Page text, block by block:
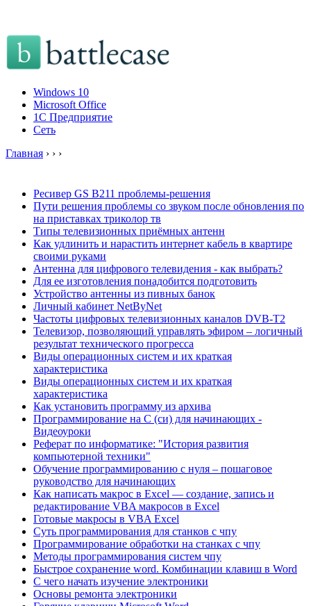
Windows 10
Microsoft Office
1C Предприятие
Сеть
Главная › › ›
Ресивер GS B211 проблемы-решения
Пути решения проблемы со звуком после обновления по
на приставках триколор тв
Типы телевизионных приёмных антенн
Как удлинить и нарастить интернет кабель в квартире
своими руками
Антенна для цифрового телевидения - как выбрать?
Для ее изготовления понадобится подготовить
Устройство антенны из пивных банок
Личный кабинет NetByNet
Частоты цифровых телевизионных каналов DVB-T2
Телевизор, позволяющий управлять эфиром – логичный
результат технического прогресса
Виды операционных систем и их краткая
характеристика
Виды операционных систем и их краткая
характеристика
Как установить программу из архива
Программирование на C (си) для начинающих -
Видеоуроки
Реферат по информатике: "История развития
компьютерной техники"
Обучение программированию с нуля – пошаговое
руководство для начинающих
Как написать макрос в Excel — создание, запись и
редактирование VBA макросов в Excel
Готовые макросы в VBA Excel
Суть программирования для станков с чпу
Программирование обработки на станках с чпу
Методы программирования систем чпу
Быстрое сохранение word. Комбинации клавиш в Word
С чего начать изучение электроники
Основы ремонта электроники